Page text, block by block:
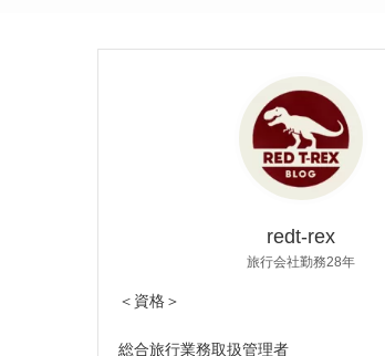
redt-rex
旅行会社勤務28年
＜資格＞
総合旅行業務取扱管理者